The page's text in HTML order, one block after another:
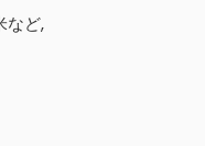
など,